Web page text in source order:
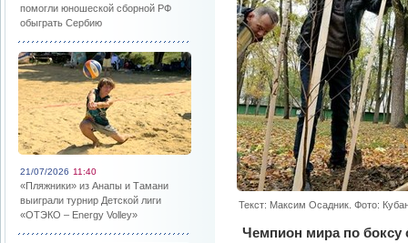
помогли юношеской сборной РФ
обыграть Сербию
21/07/2026 11:40
«Пляжники» из Анапы и Тамани
выиграли турнир Детской лиги
«ОТЭКО – Energy Volley»
Текст: Максим Осадник. Фото:
Чемпион мира по боксу